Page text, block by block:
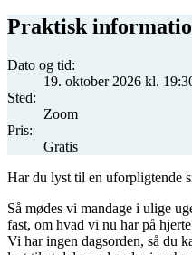
Praktisk
Dato og tid:
19. oktober 2026 kl.
Sted:
Zoom
Pris:
Gratis
Har du lyst til en uforpligtende
Så mødes vi mandage i ulige
fast, om hvad vi nu har på
Vi har ingen dagsorden, så du